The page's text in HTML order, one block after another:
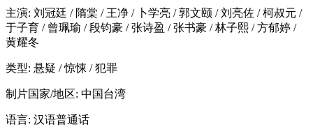
主演: 刘冠廷 / 隋棠 / 王净 / 卜学亮 / 郭文颐 / 刘亮佐 / 柯叔元 /
于子育 / 曾珮瑜 / 段钧豪 / 张诗盈 / 张书豪 / 林子熙 / 方郁婷 /
黄耀冬
类型: 悬疑 / 惊悚 / 犯罪
制片国家/地区: 中国台湾
语言: 汉语普通话